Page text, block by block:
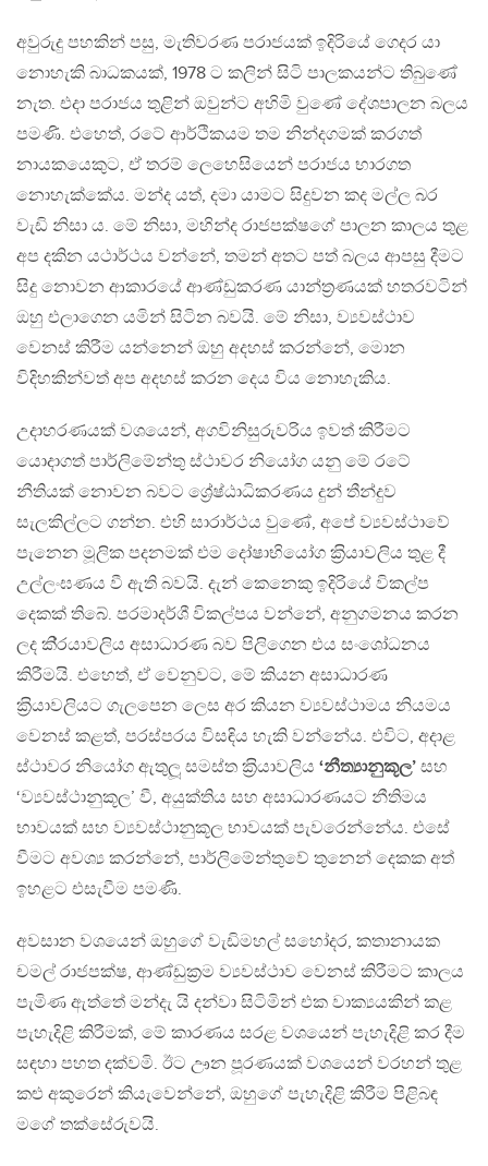
අවුරුදු පහකින් පසු, මැතිවරණ පරාජයක් ඉදිරියේ ගෙදර යා
නොහැකි බාධකයක්, 1978 ට කලින් සිටි පාලකයන්ට තිබුණේ
නැත. එදා පරාජය තුළින් ඔවුන්ට අහිමි වුණේ දේශපාලන බලය
පමණි. එහෙත්, රටේ ආර්ථිකයම තම නින්දගමක් කරගත්
නායකයෙකුට, ඒ තරම් ලෙහෙසියෙන් පරාජය භාරගත
නොහැක්කේය. මන්ද යත්, දමා යාමට සිදුවන කද මල්ල බර
වැඩි නිසා ය. මේ නිසා, මහින්ද රාජපක්ෂගේ පාලන කාලය තුළ
අප දකින යථාර්ථය වන්නේ, තමන් අතට පත් බලය ආපසු දීමට
සිදු නොවන ආකාරයේ ආණ්ඩුකරණ යාන්ත‍්‍රණයක් හතරවටින්
ඔහු එලාගෙන යමින් සිටින බවයි. මේ නිසා, ව්‍යවස්ථාව
වෙනස් කිරීම යන්නෙන් ඔහු අදහස් කරන්නේ, මොන
විදිහකින්වත් අප අදහස් කරන දෙය විය නොහැකිය.
උදාහරණයක් වශයෙන්, අගවිනිසුරුවරිය ඉවත් කිරීමට
යොදාගත් පාර්ලිමේන්තු ස්ථාවර නියෝග යනු මේ රටේ
නීතියක් නොවන බවට ශ්‍රේෂ්ඨාධිකරණය දුන් තීන්දුව
සැලකිල්ලට ගන්න. එහි සාරාර්ථය වුණේ, අපේ ව්‍යවස්ථාවේ
පැනෙන මූලික පදනමක් එම දෝෂාභියෝග ක‍්‍රියාවලිය තුළ දී
උල්ලංඝණය වී ඇති බවයි. දැන් කෙනෙකු ඉදිරියේ විකල්ප
දෙකක් තිබේ. පරමාදර්ශී විකල්පය වන්නේ, අනුගමනය කරන
ලද කි‍්‍රයාවලිය අසාධාරණ බව පිලිගෙන එය සංශෝධනය
කිරීමයි. එහෙත්, ඒ වෙනුවට, මේ කියන අසාධාරණ
ක‍්‍රියාවලියට ගැලපෙන ලෙස අර කියන ව්‍යවස්ථාමය නියමය
වෙනස් කළත්, පරස්පරය විසඳිය හැකි වන්නේය. එවිට, අදාළ
ස්ථාවර නියෝග ඇතුලූ සමස්ත ක‍්‍රියාවලිය ‘නීත්‍යානුකූල’ සහ
‘ව්‍යවස්ථානුකූල’ වී, අයුක්තිය සහ අසාධාරණයට නීතිමය
භාවයක් සහ ව්‍යවස්ථානුකූල භාවයක් පැවරෙන්නේය. එසේ
වීමට අවශ්‍ය කරන්නේ, පාර්ලිමේන්තුවේ තුනෙන් දෙකක අත්
ඉහළට එසැවීම පමණි.
අවසාන වශයෙන් ඔහුගේ වැඩිමහල් සහෝදර, කතානායක
චමල් රාජපක්ෂ, ආණ්ඩුක‍්‍රම ව්‍යවස්ථාව වෙනස් කිරීමට කාලය
පැමිණ ඇත්තේ මන්දැ යි දන්වා සිටිමින් එක වාක්‍යයකින් කළ
පැහැදිළි කිරීමක්, මේ කාරණය සරළ වශයෙන් පැහැදිළි කර දීම
සඳහා පහත දක්වමි. ඊට ඌන පූරණයක් වශයෙන් වරහන් තුළ
කළු අකුරෙන් කියැවෙන්නේ, ඔහුගේ පැහැදිළි කිරීම පිළිබඳ
මගේ තක්සේරුවයි.